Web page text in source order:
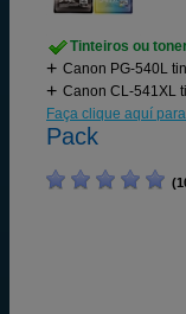
Tinteiros ou
Canon PG-540L
Canon CL-541XL
Faça clique aquí
Pack